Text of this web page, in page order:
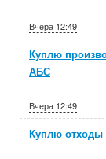
Вчера 12:49
Куплю
АБС
Вчера 12:49
Куплю отходы